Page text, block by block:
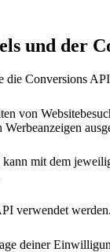
und der
die Conversions
von
mit dem
verwendet
deiner